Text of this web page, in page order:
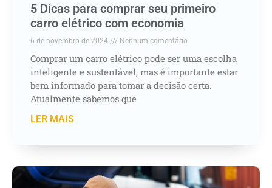
5 Dicas para comprar seu primeiro
carro elétrico com economia
6 de novembro de 2024 Nenhum comentário
Comprar um carro elétrico pode ser uma escolha
inteligente e sustentável, mas é importante estar
bem informado para tomar a decisão certa.
Atualmente sabemos que
LER MAIS